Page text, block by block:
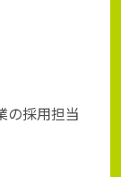
の採用担当